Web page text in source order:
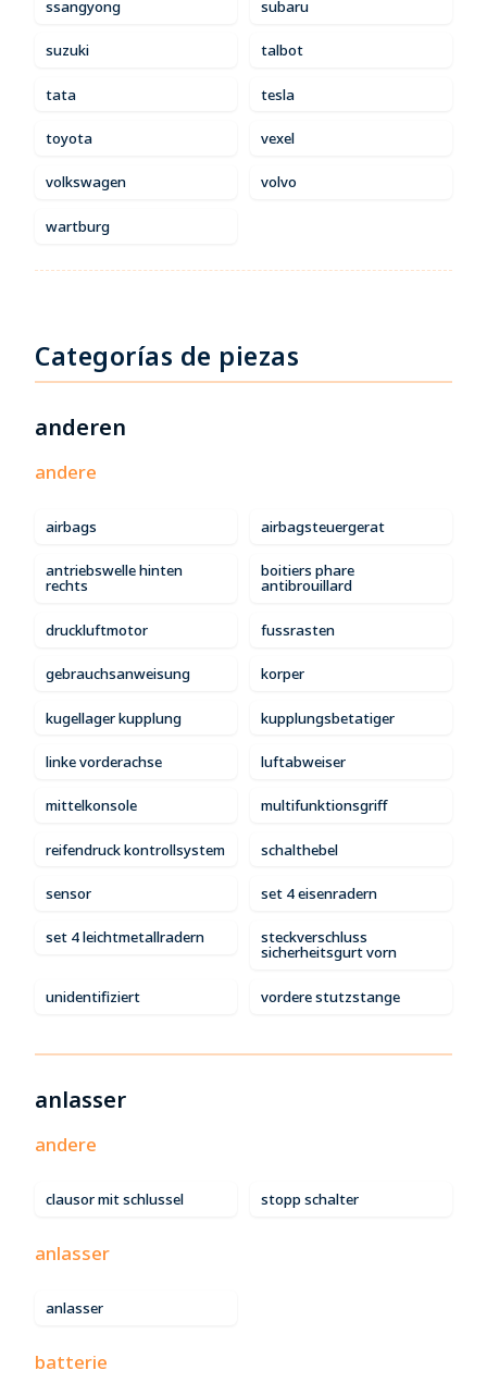
ssangyong subaru
suzuki talbot
tata tesla
toyota vexel
volkswagen volvo
wartburg
Categorías de piezas
anderen
andere
airbags airbagsteuergerat
antriebswelle hinten
rechts
boitiers phare
antibrouillard
druckluftmotor fussrasten
gebrauchsanweisung korper
kugellager kupplung kupplungsbetatiger
linke vorderachse luftabweiser
mittelkonsole multifunktionsgriff
reifendruck kontrollsystem schalthebel
sensor set 4 eisenradern
set 4 leichtmetallradern steckverschluss
sicherheitsgurt vorn
unidentifiziert vordere stutzstange
anlasser
andere
clausor mit schlussel stopp schalter
anlasser
anlasser
batterie